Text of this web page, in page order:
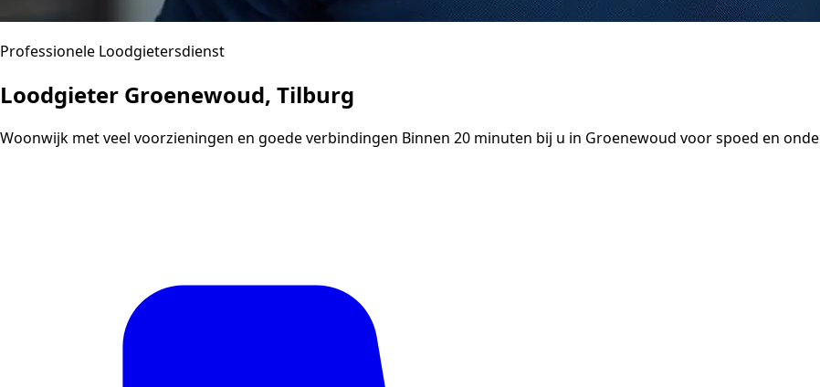
Professionele Loodgietersdienst
Loodgieter Groenewoud, Tilburg
Woonwijk met veel voorzieningen en goede verbindingen Binnen 20 minuten bij u in Groenewoud voor spoed en